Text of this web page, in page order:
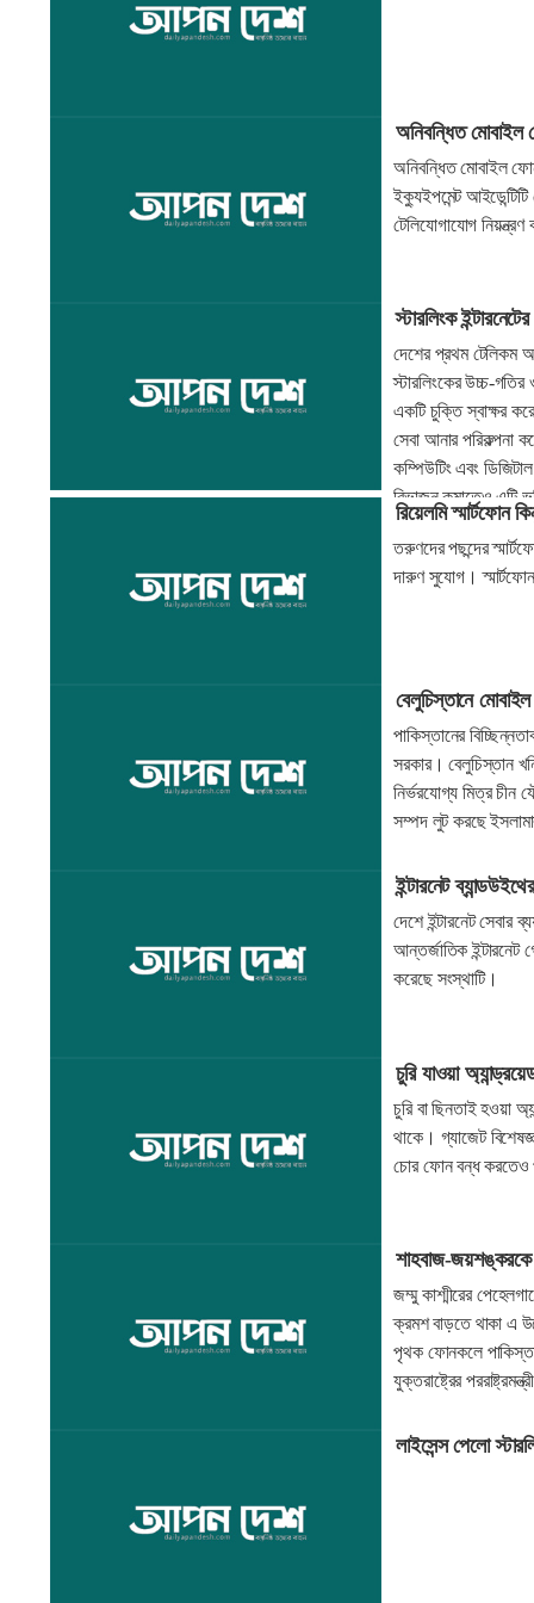
অনিবন্ধিত
অনিবন্ধিত মোবাইল
ইক্যুইপমেন্ট
টেলিযোগাযোগ
স্টারলিংক
দেশের প্রথম টেলিকম
স্টারলিংকের উচ্চ-গতির
একটি চুক্তি স্বাক্ষর
সেবা আনার পরিকল্পনা
কম্পিউটিং এবং
বিভাজন কমাতেও এটি
রিয়েলমি স্মার্টফোন
তরুণদের পছন্দের
দারুণ সুযোগ।
বেলুচিস্তানে
পাকিস্তানের
সরকার। বেলুচিস্তান
নির্ভরযোগ্য মিত্র চীন
সম্পদ লুট করছে
ইন্টারনেট
দেশে ইন্টারনেট সেবার
আন্তর্জাতিক
করেছে সংস্থাটি।
চুরি যাওয়া
চুরি বা ছিনতাই হওয়া
থাকে। গ্যাজেট
চোর ফোন বন্ধ করতেও
শাহবাজ-জয়শঙ্করকে
জম্মু কাশ্মীরের
ক্রমশ বাড়তে থাকা এ
পৃথক ফোনকলে
যুক্তরাষ্ট্রের
লাইসেন্স পেলো